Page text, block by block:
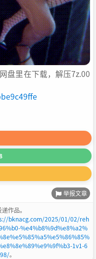
盘里在下载，解压7z.00
举报文章
作品。
bknacg.com/2025/01/02/reh
%e4%b8%9d%e8%a2%
1v1-6
。